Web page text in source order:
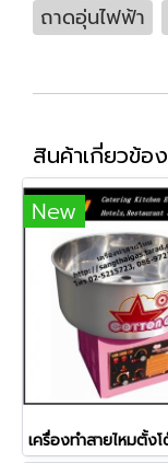
ถาดอุ่นไฟฟ้า
สินค้าเกี่ยวข้อง
New